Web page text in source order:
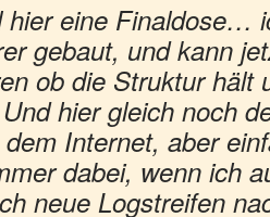
hier eine Finaldose…
gebaut, und kann
ob die Struktur hält
hier gleich noch
Internet, aber
dabei, wenn ich
neue Logstreifen